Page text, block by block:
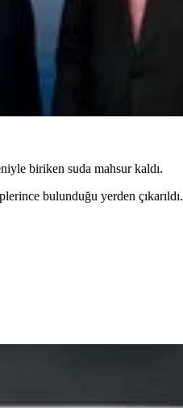
biriken suda mahsur kaldı.
bulunduğu yerden çıkarıldı.